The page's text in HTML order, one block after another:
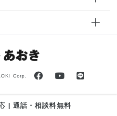
Corp.
| 通話・相談料無料